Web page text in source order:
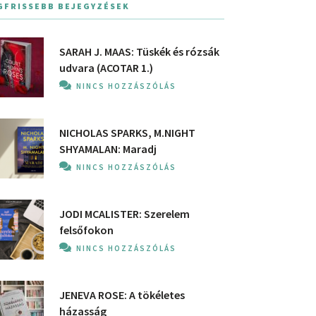
BEJEGYZÉSEK
SARAH J. MAAS: Tüskék és rózsák
udvara (ACOTAR 1.)
NINCS HOZZÁSZÓLÁS
NICHOLAS SPARKS, M.NIGHT
SHYAMALAN: Maradj
NINCS HOZZÁSZÓLÁS
JODI MCALISTER: Szerelem
felsőfokon
NINCS HOZZÁSZÓLÁS
JENEVA ROSE: A ​tökéletes
házasság